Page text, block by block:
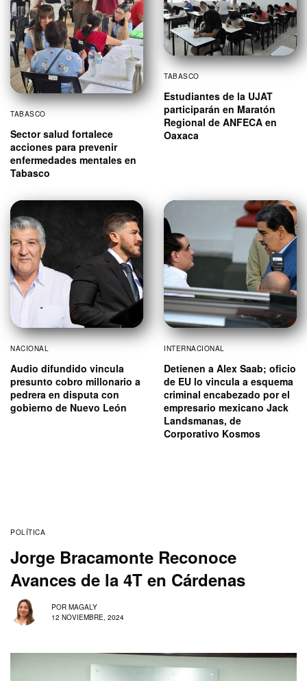
TABASCO
Sector salud fortalece
acciones para prevenir
enfermedades mentales en
Tabasco
TABASCO
Estudiantes de la UJAT
participarán en Maratón
Regional de ANFECA en
Oaxaca
NACIONAL
Audio difundido vincula
presunto cobro millonario a
pedrera en disputa con
gobierno de Nuevo León
INTERNACIONAL
Detienen a Alex Saab; oficio
de EU lo vincula a esquema
criminal encabezado por el
empresario mexicano Jack
Landsmanas, de
Corporativo Kosmos
POLÍTICA
Jorge Bracamonte Reconoce
Avances de la 4T en Cárdenas
POR MAGALY
12 NOVIEMBRE, 2024